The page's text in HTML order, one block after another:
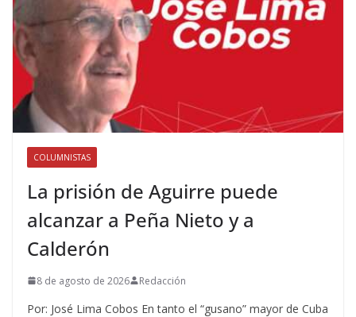
COLUMNISTAS
La prisión de Aguirre puede
alcanzar a Peña Nieto y a
Calderón
8 de agosto de 2026 Redacción
Por: José Lima Cobos En tanto el “gusano” mayor de Cuba